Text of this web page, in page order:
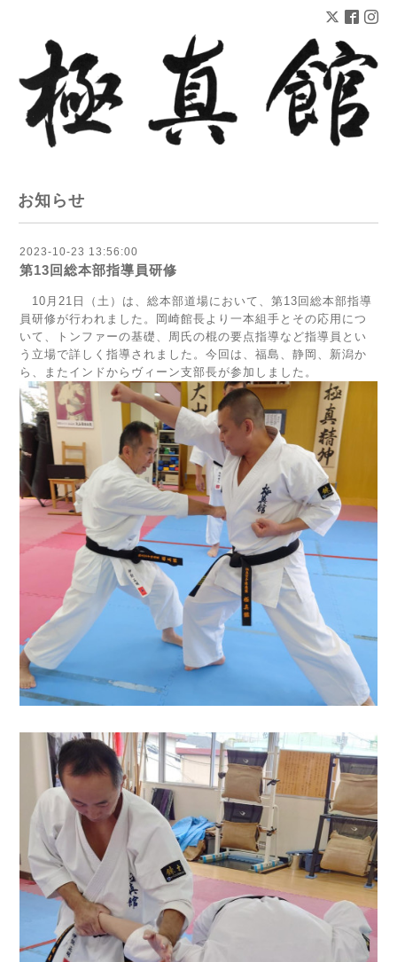
お知らせ
2023-10-23 13:56:00
第13回総本部指導員研修
10月21日（土）は、総本部道場において、第13回総本部指導
員研修が行われました。岡崎館長より一本組手とその応用につ
いて、トンファーの基礎、周氏の棍の要点指導など指導員とい
う立場で詳しく指導されました。今回は、福島、静岡、新潟か
ら、またインドからヴィーン支部長が参加しました。